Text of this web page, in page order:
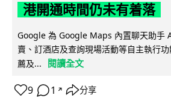
港開通時間仍未有着落
Google 為 Google Maps 內置聊天助手
賣、訂酒店及查詢現場活動等自主執行
薦及...
閱讀全文
9 1 ↗ 分享